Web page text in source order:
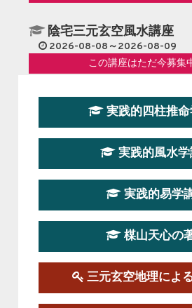
陰宅三元玄空風水講座
2026-08-08～2026-08-09
この講座はただ今募集
第１９期立命塾『実践的
2026-08-22～2026-10-25
第19期立命塾実践的四柱
2026-03-20～2026-07-19
第１９期立命塾実践的風
この講座の募集は終了
実践的四柱推
実践的風水
実践的易学
楳山天心の
三元玄空地理によ